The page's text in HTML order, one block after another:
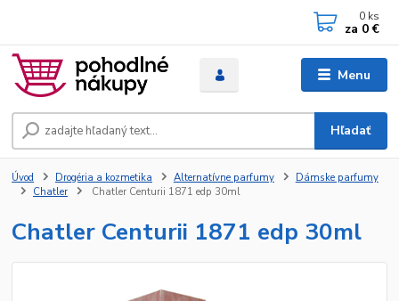
Menu
Hľadať
0 ks
za 0 €
Úvod Drogéria a kozmetika Alternatívne parfumy
Dámske parfumy
Chatler
Chatler Centurii 1871 edp 30ml
Chatler Centurii 1871 edp 30ml